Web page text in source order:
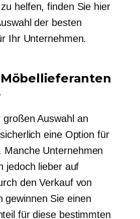
helfen, finden Sie hier
der besten
Ihr Unternehmen.
Auswahl an
eine Option für
Manche Unternehmen
jedoch lieber auf
den Verkauf von
gewinnen Sie einen
für diese bestimmten